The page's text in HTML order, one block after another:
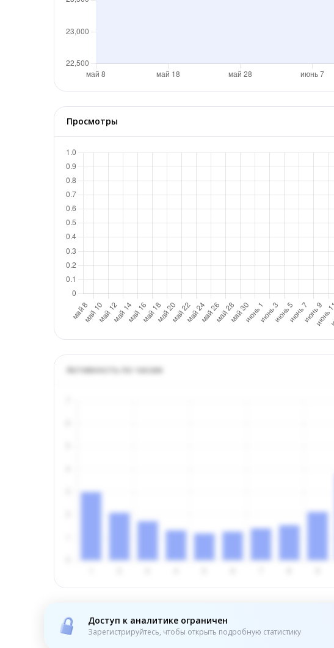
Просмотры
Активность по часам
Доступ к аналитике ограничен
Зарегистрируйтесь, чтобы открыть подробную статистику